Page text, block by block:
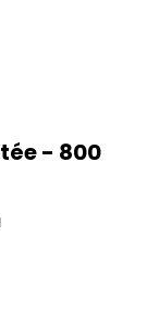
- 800